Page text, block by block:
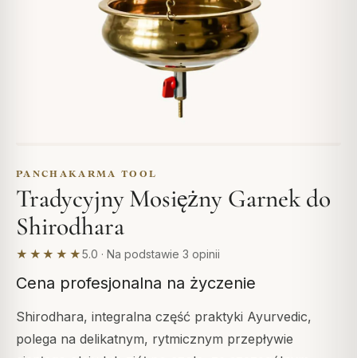
PANCHAKARMA TOOL
Tradycyjny Mosiężny Garnek do
Shirodhara
★★★★★5.0 · Na podstawie 3 opinii
Cena profesjonalna na życzenie
Shirodhara, integralna część praktyki Ayurvedic,
polega na delikatnym, rytmicznym przepływie